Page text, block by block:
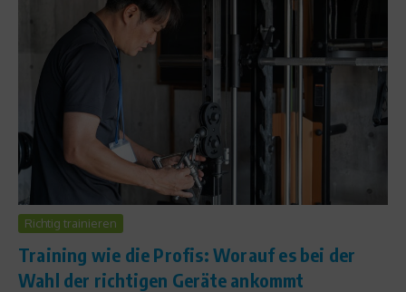
Richtig trainieren
Training wie die Profis: Worauf es bei der
Wahl der richtigen Geräte ankommt